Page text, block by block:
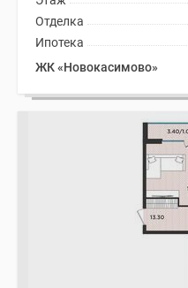
Отделка
Ипотека
ЖК «Новокасимово»